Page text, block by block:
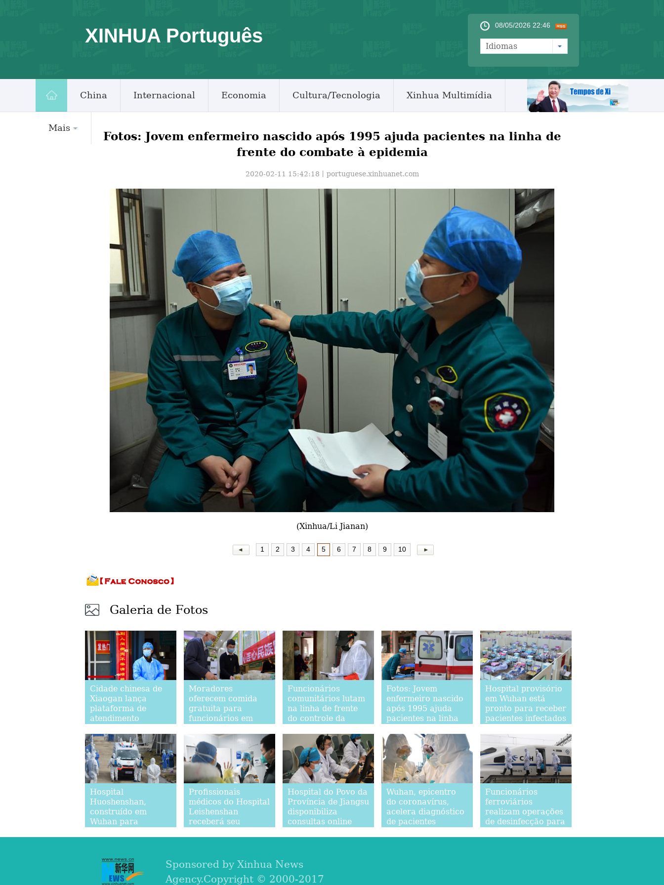
XINHUA Português 08/05/2026 22:46
Idiomas
China Internacional Economia Cultura/Tecnologia Xinhua Multimídia
Mais
Fotos: Jovem enfermeiro nascido após 1995 ajuda pacientes na linha de
frente do combate à epidemia
2020-02-11 15:42:18丨 portuguese.xinhuanet.com
(Xinhua/Li Jianan)
1 2 3 4 5 6 7 8 9 10
Galeria de Fotos
Cidade chinesa de
Xiaogan lança
plataforma de
atendimento
horas em meio ao
surto epidêmico
Moradores
oferecem comida
gratuita para
funcionários em
novo coronavírus
Funcionários
comunitários lutam
na linha de frente
do controle da
Fotos: Jovem
enfermeiro nascido
após 1995 ajuda
pacientes na linha
combate à epidemia
Hospital provisório
em Wuhan está
pronto para receber
pacientes infectados
coronavírus
Hospital
Huoshenshan,
construído em
Wuhan para
infectados pela
doença
Profissionais
médicos do Hospital
Leishenshan
receberá seu
Hospital do Povo da
Província de Jiangsu
disponibiliza
consultas online
presenciais
Wuhan, epicentro
do coronavírus,
acelera diagnóstico
de pacientes
Funcionários
ferroviários
realizam operações
de desinfecção para
Sponsored by Xinhua News
Agency.Copyright © 2000-2017